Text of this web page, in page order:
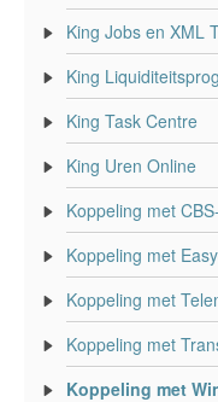
King Jobs en XML
King
King Task Centre
King Uren Online
Koppeling met
Koppeling met
Koppeling met
Koppeling met
Koppeling met